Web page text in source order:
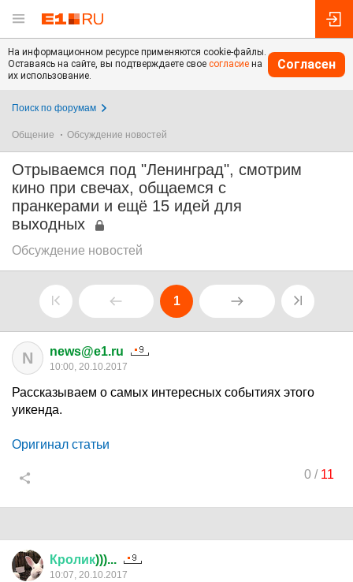
На информационном ресурсе применяются cookie-файлы.
Оставаясь на сайте, вы подтверждаете свое согласие на
их использование.
Согласен
Поиск по форумам
Общение Обсуждение новостей
Отрываемся под "Ленинград", смотрим
кино при свечах, общаемся с
пранкерами и ещё 15 идей для
выходных
Обсуждение новостей
1
N news@e1.ru
10:00, 20.10.2017
Рассказываем о самых интересных событиях этого
уикенда.
Оригинал статьи
0/ 11
Кролик)))...
10:07, 20.10.2017